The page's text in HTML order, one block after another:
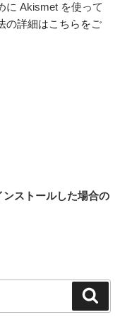
に Akismet を使って
の詳細はこちらをご
ストールした場合の